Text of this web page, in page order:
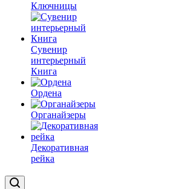
Ключницы
Сувенир
интерьерный
Книга
Ордена
Органайзеры
Декоративная
рейка